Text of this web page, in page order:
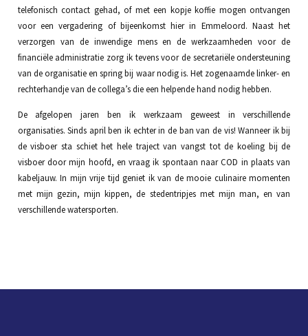
telefonisch contact gehad, of met een kopje koffie mogen ontvangen
voor een vergadering of bijeenkomst hier in Emmeloord. Naast het
verzorgen van de inwendige mens en de werkzaamheden voor de
financiële administratie zorg ik tevens voor de secretariële ondersteuning
van de organisatie en spring bij waar nodig is. Het zogenaamde linker- en
rechterhandje van de collega’s die een helpende hand nodig hebben.
De afgelopen jaren ben ik werkzaam geweest in verschillende
organisaties. Sinds april ben ik echter in de ban van de vis! Wanneer ik bij
de visboer sta schiet het hele traject van vangst tot de koeling bij de
visboer door mijn hoofd, en vraag ik spontaan naar COD in plaats van
kabeljauw. In mijn vrije tijd geniet ik van de mooie culinaire momenten
met mijn gezin, mijn kippen, de stedentripjes met mijn man, en van
verschillende watersporten.